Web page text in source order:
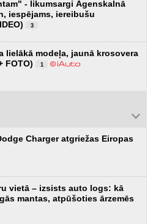
- likumsargi Āgenskalnā
iespējams, iereibušu
3
lielākā modeļa, jaunā krosovera
FOTO)
1
Charger atgriežas Eiropas
vietā – izsists auto logs: kā
mantas, atpūšoties ārzemēs